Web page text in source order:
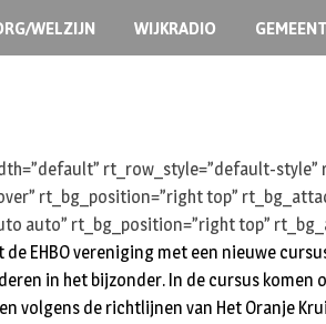
WELZIJN WIJKRADIO
rt_row_style=”default-style”
rt_bg_position=”right top”
auto” rt_bg_position=”right top”
EHBO vereniging met een nieuwe
in het bijzonder. In de cursus
volgens de richtlijnen van Het Oranje